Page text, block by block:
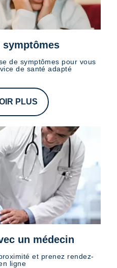
symptômes
de symptômes pour vous
de santé adapté
PLUS
un médecin
et prenez rendez-
ligne